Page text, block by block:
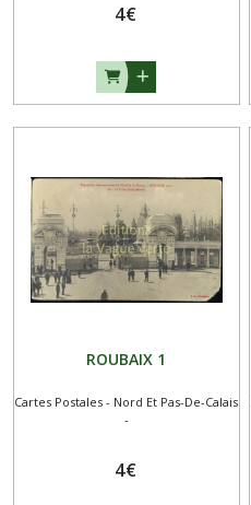
4€
ROUBAIX 1
Cartes Postales - Nord Et Pas-De-Calais
-
4€